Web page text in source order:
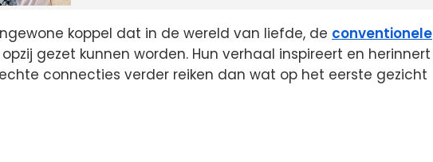
koppel dat in de wereld van liefde, de conventionele
gezet kunnen worden. Hun verhaal inspireert en herinnert
connecties verder reiken dan wat op het eerste gezicht